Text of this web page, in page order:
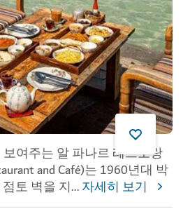
보여주는 알 파나르 레스토랑
and Café)는 1960년대 박
토 벽을 지...자세히 보기